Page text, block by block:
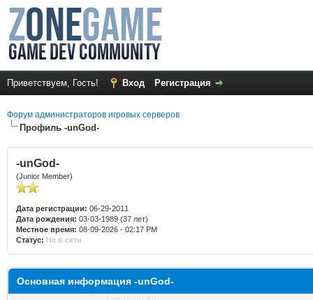
Приветствуем, Гость! Вход Регистрация
Форум администраторов игровых серверов
Профиль -unGod-
-unGod-
(Junior Member)
Дата регистрации: 06-29-2011
Дата рождения: 03-03-1989 (37 лет)
Местное время: 08-09-2026 - 02:17 PM
Статус: Не в сети
Основная информация -unGod-